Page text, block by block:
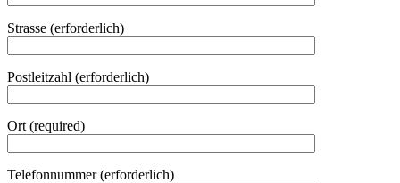
Strasse (erforderlich)
Postleitzahl (erforderlich)
Ort (required)
Telefonnummer (erforderlich)